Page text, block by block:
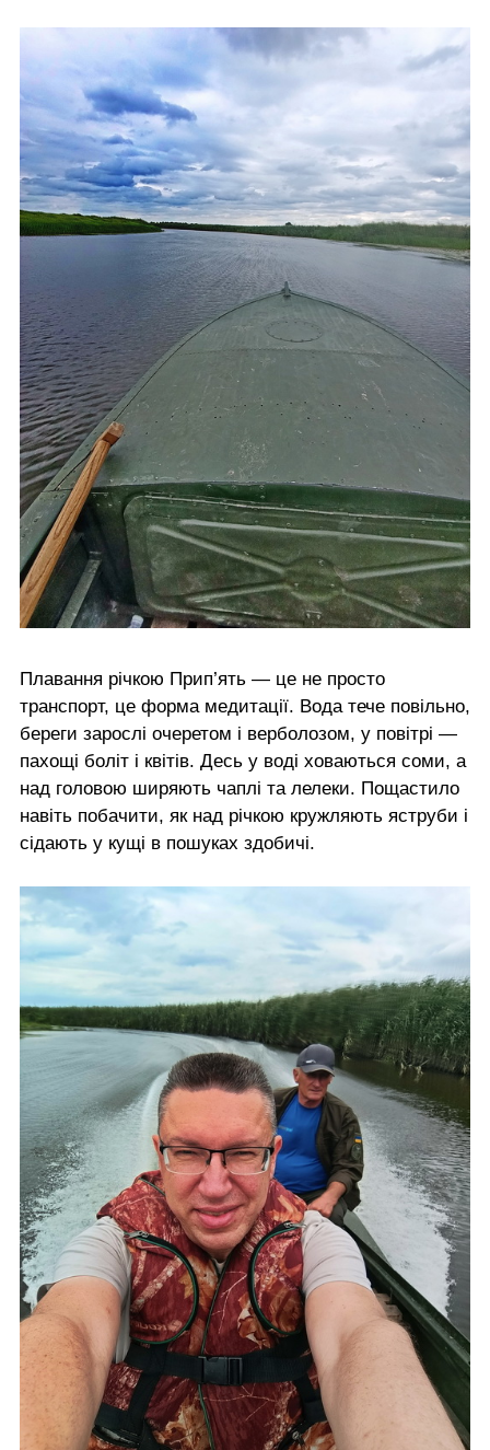
Плавання річкою Прип’ять — це не просто
транспорт, це форма медитації. Вода тече повільно,
береги зарослі очеретом і верболозом, у повітрі —
пахощі боліт і квітів. Десь у воді ховаються соми, а
над головою ширяють чаплі та лелеки. Пощастило
навіть побачити, як над річкою кружляють яструби і
сідають у кущі в пошуках здобичі.